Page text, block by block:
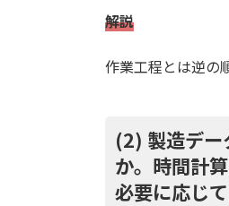
る
よ。
解説
作業工程とは逆の
(2) 製造デー
か。時間計
必要に応じ